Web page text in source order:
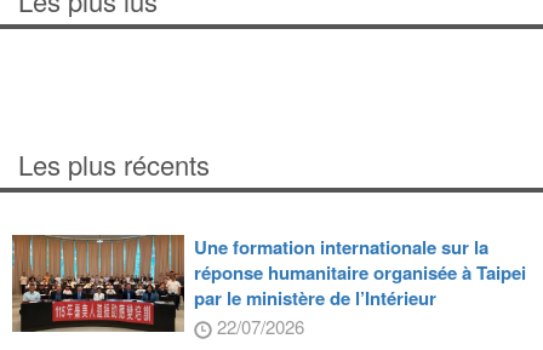
Les plus récents
Une formation internationale sur la
réponse humanitaire organisée à Taipei
par le ministère de l’Intérieur
22/07/2026